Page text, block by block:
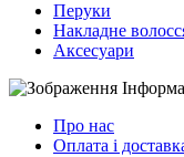
Перуки
Накладне
Аксесуари
Про нас
Оплата і